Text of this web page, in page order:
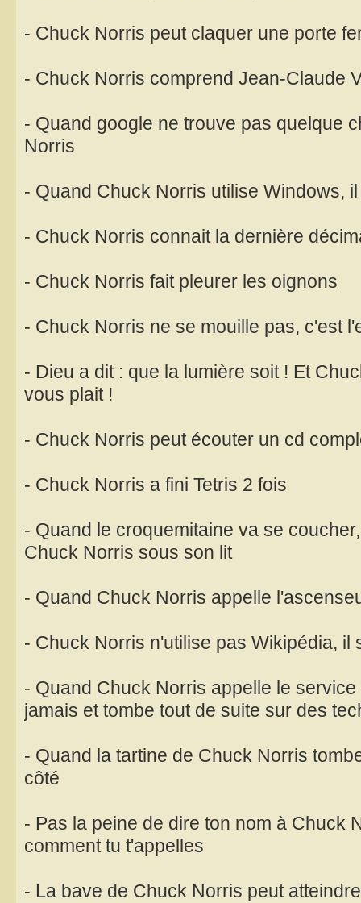
- Chuck Norris peut claquer une porte
- Chuck Norris comprend Jean-Claude
- Quand google ne trouve pas quelque
Norris
- Quand Chuck Norris utilise Windows,
- Chuck Norris connait la dernière
- Chuck Norris fait pleurer les oignons
- Chuck Norris ne se mouille pas, c'est
- Dieu a dit : que la lumière soit ! Et
vous plait !
- Chuck Norris peut écouter un cd
- Chuck Norris a fini Tetris 2 fois
- Quand le croquemitaine va se
Chuck Norris sous son lit
- Quand Chuck Norris appelle
- Chuck Norris n'utilise pas Wikipédia, il
- Quand Chuck Norris appelle le
jamais et tombe tout de suite sur des
- Quand la tartine de Chuck Norris
côté
- Pas la peine de dire ton nom à Chuck
comment tu t'appelles
- La bave de Chuck Norris peut